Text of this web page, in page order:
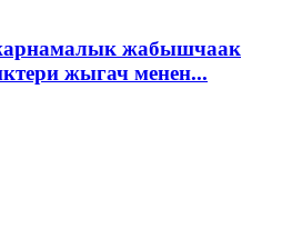
жабышчаак
жыгач менен...